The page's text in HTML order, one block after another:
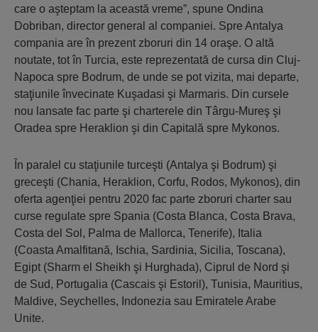
care o aşteptam la această vreme”, spune Ondina
Dobriban, director general al companiei. Spre Antalya
compania are în prezent zboruri din 14 oraşe. O altă
noutate, tot în Turcia, este reprezentată de cursa din Cluj-
Napoca spre Bodrum, de unde se pot vizita, mai departe,
staţiunile învecinate Kuşadasi şi Marmaris. Din cursele
nou lansate fac parte şi charterele din Târgu-Mureş şi
Oradea spre Heraklion şi din Capitală spre Mykonos.
În paralel cu staţiunile turceşti (Antalya şi Bodrum) şi
greceşti (Chania, Heraklion, Corfu, Rodos, Mykonos), din
oferta agenţiei pentru 2020 fac parte zboruri charter sau
curse regulate spre Spania (Costa Blanca, Costa Brava,
Costa del Sol, Palma de Mallorca, Tenerife), Italia
(Coasta Amalfitană, Ischia, Sardinia, Sicilia, Toscana),
Egipt (Sharm el Sheikh şi Hurghada), Ciprul de Nord şi
de Sud, Portugalia (Cascais şi Estoril), Tunisia, Mauritius,
Maldive, Seychelles, Indonezia sau Emiratele Arabe
Unite.